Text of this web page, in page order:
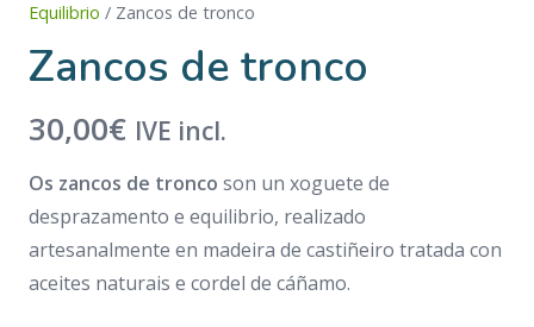
Equilibrio / Zancos de tronco
Zancos de tronco
30,00€ IVE incl.
Os zancos de tronco son un xoguete de
desprazamento e equilibrio, realizado
artesanalmente en madeira de castiñeiro tratada con
aceites naturais e cordel de cáñamo.